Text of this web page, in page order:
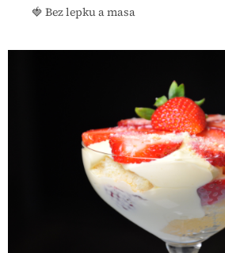
🍓 Bez lepku a masa